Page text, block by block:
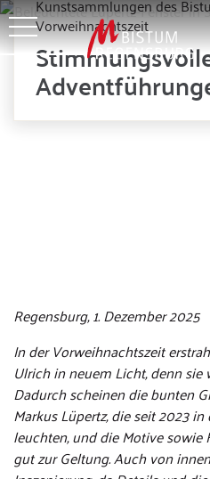
Kunstsammlungen des
Vorweihnachtszeit
Regensburg, 1. Dezember 2025
In der Vorweihnachtszeit
Ulrich in neuem Licht, denn
Dadurch scheinen die bunten
Markus Lüpertz, die seit 2023
leuchten, und die Motive sowie
gut zur Geltung. Auch von